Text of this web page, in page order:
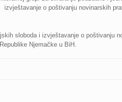
o poštivanju novinarskih
sloboda i izvještavanje o poštivanju
Njemačke u BiH.